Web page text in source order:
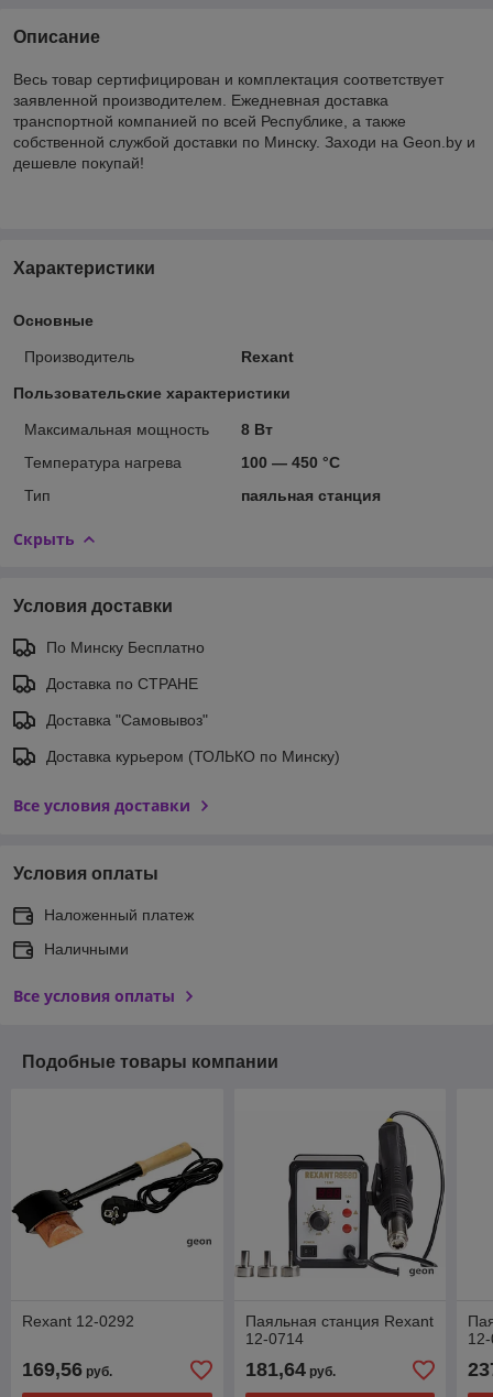
Описание
Весь товар сертифицирован и комплектация соответствует
заявленной производителем. Ежедневная доставка
транспортной компанией по всей Республике, а также
собственной службой доставки по Минску. Заходи на Geon.by и
дешевле покупай!
Характеристики
Основные
Производитель Rexant
Пользовательские характеристики
Максимальная мощность
8 Вт
Температура нагрева
100 — 450 °С
Тип
паяльная станция
Скрыть
Условия доставки
По Минску Бесплатно
Доставка по СТРАНЕ
Доставка "Самовывоз"
Доставка курьером (ТОЛЬКО по Минску)
Все условия доставки
Условия оплаты
Наложенный платеж
Наличными
Все условия оплаты
Подобные товары компании
Rexant 12-0292
169,56 руб.
Паяльная станция Rexant
12-0714
181,64руб.